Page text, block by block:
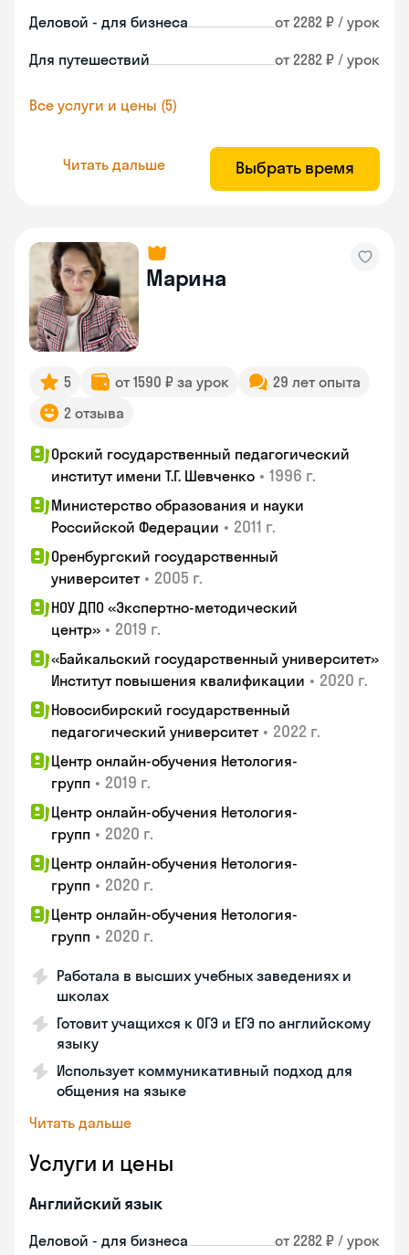
Деловой - для бизнеса от 2282 ₽ / урок
Для путешествий от 2282 ₽ / урок
Все услуги и цены (5)
Читать дальше Выбрать время
Марина
5 от 1590 ₽ за урок
29 лет опыта
2 отзыва
Орский государственный педагогический
институт имени Т.Г. Шевченко • 1996 г.
Министерство образования и науки
Российской Федерации • 2011 г.
Оренбургский государственный
университет • 2005 г.
НОУ ДПО «Экспертно-методический
центр» • 2019 г.
«Байкальский государственный университет»
Институт повышения квалификации • 2020 г.
Новосибирский государственный
педагогический университет • 2022 г.
Центр онлайн-обучения Нетология-
групп • 2019 г.
Центр онлайн-обучения Нетология-
групп • 2020 г.
Центр онлайн-обучения Нетология-
групп • 2020 г.
Центр онлайн-обучения Нетология-
групп • 2020 г.
Работала в высших учебных заведениях и
школах
Готовит учащихся к ОГЭ и ЕГЭ по английскому
языку
Использует коммуникативный подход для
общения на языке
Читать дальше
Услуги и цены
Английский язык
Деловой - для бизнеса от 2282 ₽ / урок